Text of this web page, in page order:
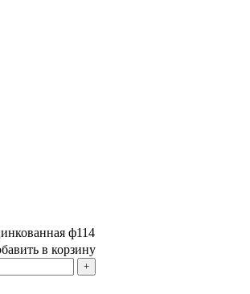
ф114
в корзину
+